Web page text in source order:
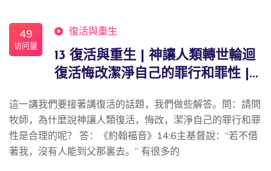
49
访问量
復活與重生
13 復活與重生 | 神讓人類轉世輪迴
復活悔改潔淨自己的罪行和罪性 |...
這一講我們要接著講復活的話題，我們做些解答。問：請問
牧師，為什麼說神讓人類復活，悔改，潔淨自己的罪行和罪
性是合理的呢？ 答：《約翰福音》14:6主基督說：“若不借
著我，沒有人能到父那裏去。” 有很多的